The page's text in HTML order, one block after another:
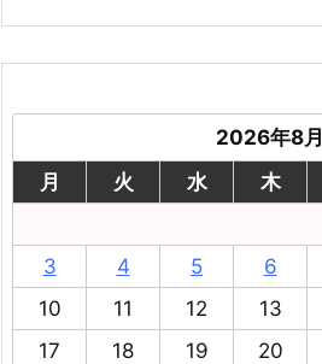
2026年8月
月
火 水 木
3
4 5 6
10
11 12 13
17
18 19 20